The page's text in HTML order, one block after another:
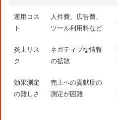
運用コス
ト
人件費、広告費、
ツール利用料など
炎上リス
ク
ネガティブな情報
の拡散
効果測定
の難しさ
売上への貢献度の
測定が困難